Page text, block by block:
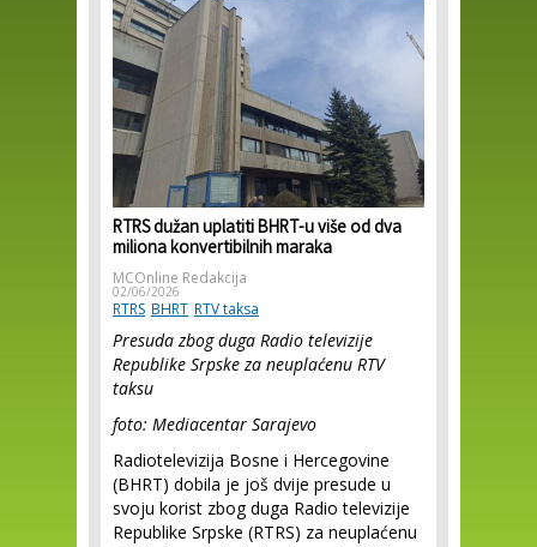
RTRS dužan uplatiti BHRT-u više od dva
miliona konvertibilnih maraka
MCOnline Redakcija
02/06/2026
RTRS BHRT RTV taksa
Presuda zbog duga Radio televizije
Republike Srpske za neuplaćenu RTV
taksu
foto: Mediacentar Sarajevo
Radiotelevizija Bosne i Hercegovine
(BHRT) dobila je još dvije presude u
svoju korist zbog duga Radio televizije
Republike Srpske (RTRS) za neuplaćenu